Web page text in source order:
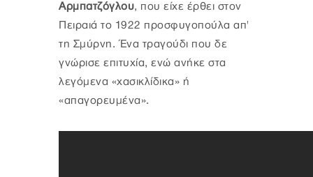
Αρμπατζόγλου, που είχε έρθει στον
Πειραιά το 1922 προσφυγοπούλα απ'
τη Σμύρνη. Ένα τραγούδι που δε
γνώρισε επιτυχία, ενώ ανήκε στα
λεγόμενα «χασικλίδικα» ή
«απαγορευμένα».